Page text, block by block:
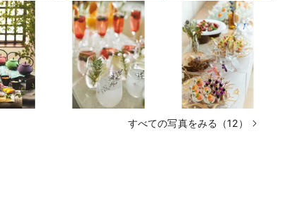
すべての写真をみる（12）